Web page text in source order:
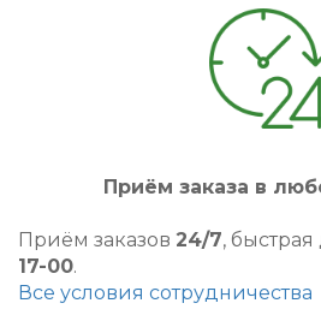
Приём заказа в
Приём заказов 24/7, быстрая
17-00.
Все условия сотрудничества